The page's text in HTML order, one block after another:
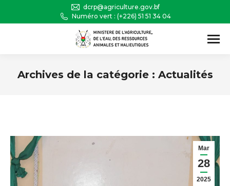
dcrp@agriculture.gov.bf
Numéro vert : (+226) 51 51 34 04
Archives de la catégorie : Actualités
Mar
28
2025